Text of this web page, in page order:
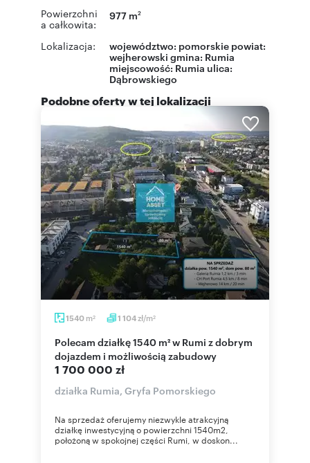
Powierzchni
a całkowita:
977 m2
Lokalizacja: województwo: pomorskie powiat:
wejherowski gmina: Rumia
miejscowość:Rumia ulica:
Dąbrowskiego
Podobne oferty w tej lokalizacji
1540 m2 1 104zł/m2
Polecam działkę 1540 m² w Rumi z dobrym
dojazdem i możliwością zabudowy
1 700 000 zł
działka Rumia, Gryfa Pomorskiego
Na sprzedaż oferujemy niezwykle atrakcyjną
działkę inwestycyjną o powierzchni 1540m2,
położoną w spokojnej części Rumi, w doskon...